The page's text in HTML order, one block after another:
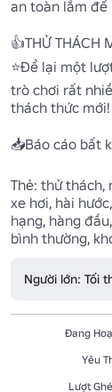
an toàn lắm để
👍THỬ THÁCH
⭐Để lại một
trò chơi rất
thách thức mới!
📥Báo cáo bất
Thẻ: thử thách,
xe hơi, hài
hạng, hàng
bình thường,
Người lớn: Tối
Đang
Yêu
Lượt